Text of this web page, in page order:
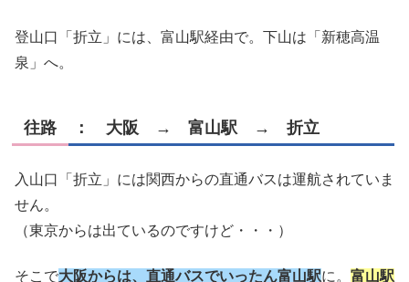
登山口「折立」には、富山駅経由で。下山は「新穂高温
泉」へ。
往路 ： 大阪 → 富山駅 → 折立
入山口「折立」には関西からの直通バスは運航されていま
せん。
（東京からは出ているのですけど・・・）
そこで大阪からは、直通バスでいったん富山駅に。 富山駅